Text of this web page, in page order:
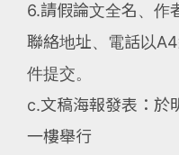
6.請假論文全名、作
聯絡地址、電話以
件提交。
c.文稿海報發表：於
一樓舉行